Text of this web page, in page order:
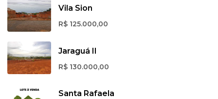
Vila Sion
R$ 125.000,00
Jaraguá II
R$ 130.000,00
Santa Rafaela